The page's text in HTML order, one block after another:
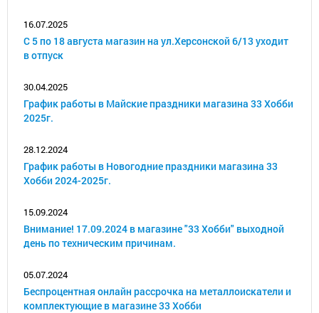
16.07.2025
С 5 по 18 августа магазин на ул.Херсонской 6/13 уходит
в отпуск
30.04.2025
График работы в Майские праздники магазина 33 Хобби
2025г.
28.12.2024
График работы в Новогодние праздники магазина 33
Хобби 2024-2025г.
15.09.2024
Внимание! 17.09.2024 в магазине "33 Хобби" выходной
день по техническим причинам.
05.07.2024
Беспроцентная онлайн рассрочка на металлоискатели и
комплектующие в магазине 33 Хобби